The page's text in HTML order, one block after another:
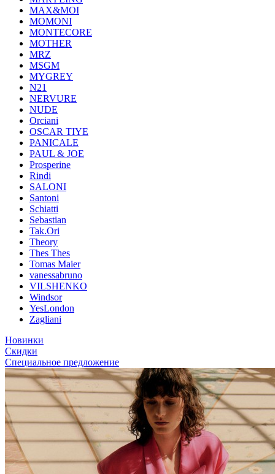
MAX&MOI
MOMONI
MONTECORE
MOTHER
MRZ
MSGM
MYGREY
N21
NERVURE
NUDE
Orciani
OSCAR TIYE
PANICALE
PAUL & JOE
Prosperine
Rindi
SALONI
Santoni
Schiatti
Sebastian
Tak.Ori
Theory
Thes Thes
Tomas Maier
vanessabruno
VILSHENKO
Windsor
YesLondon
Zagliani
Новинки
Скидки
Специальное предложение